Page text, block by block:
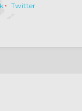
Twitter